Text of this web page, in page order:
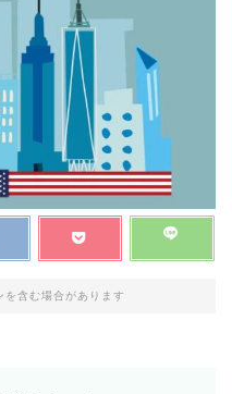
を含む場合があります